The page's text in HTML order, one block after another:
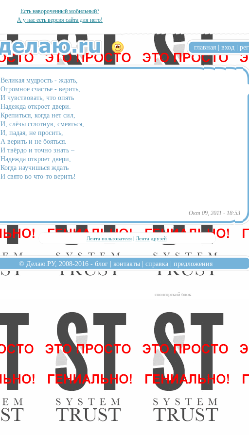
Есть навороченный мобильный?
А у нас есть версия сайта для него!
главная | вход |
Великая мудрость - ждать,
Огромное счастье - верить,
И чувствовать, что опять
Надежда откроет двери.
Крепиться, когда нет сил,
И, слёзы сглотнув, смеяться,
И, падая, не просить,
А верить и не бояться.
И твёрдо и точно знать –
Надежда откроет двери,
Когда научишься ждать
И свято во что-то верить!
Окт 09, 2011 - 18:53
Лента пользователя| Лента друзей
© Делаю.РУ, 2008-2016 - блог | контакты | справка | предложения
cпонсорский блок: